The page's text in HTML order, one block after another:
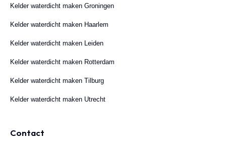
Kelder waterdicht maken Groningen
Kelder waterdicht maken Haarlem
Kelder waterdicht maken Leiden
Kelder waterdicht maken Rotterdam
Kelder waterdicht maken Tilburg
Kelder waterdicht maken Utrecht
Contact